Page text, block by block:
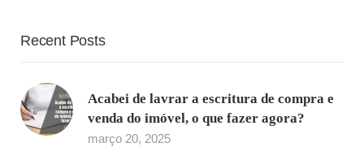
Recent Posts
Acabei de lavrar a escritura de compra e
venda do imóvel, o que fazer agora?
março 20, 2025